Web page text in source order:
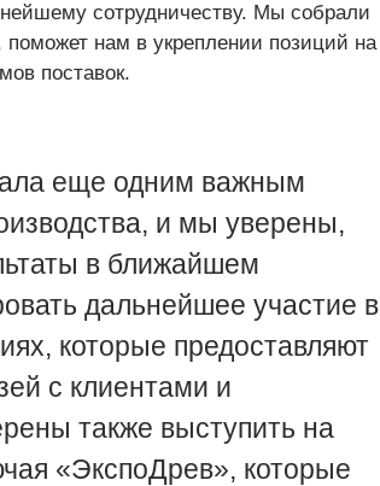
сотрудничеству. Мы собрали
нам в укреплении позиций на
поставок.
еще одним важным
и мы уверены,
в ближайшем
дальнейшее участие в
которые предоставляют
с клиентами и
также выступить на
«ЭкспоДрев», которые